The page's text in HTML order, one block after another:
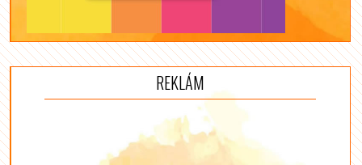
REKLÁM